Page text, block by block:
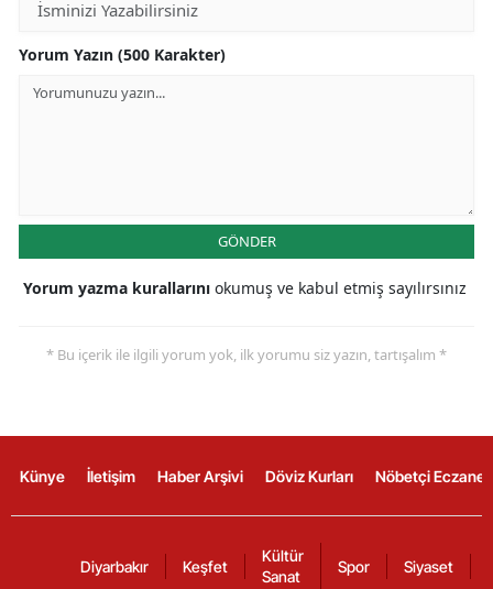
Yorum Yazın (500 Karakter)
GÖNDER
Yorum yazma kurallarını okumuş ve kabul etmiş sayılırsınız
* Bu içerik ile ilgili yorum yok, ilk yorumu siz yazın, tartışalım *
Künye İletişim Haber Arşivi Döviz Kurları Nöbetçi
Diyarbakır Keşfet
Kültür
Sanat
Spor Siyaset